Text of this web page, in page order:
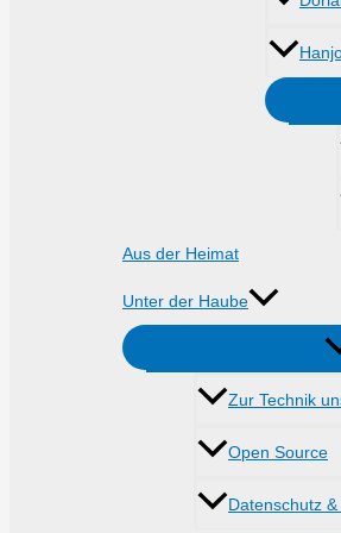
Aus der Heimat
Unter der Haube
Zur Technik
Open Source
Datenschutz